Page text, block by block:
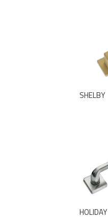
SHELBY
HOLIDAY